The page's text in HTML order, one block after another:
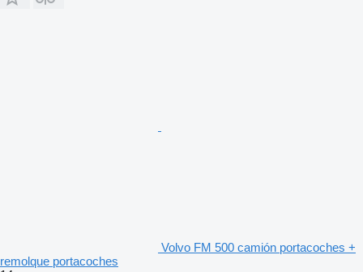
Volvo FM 500 camión portacoches +
remolque portacoches